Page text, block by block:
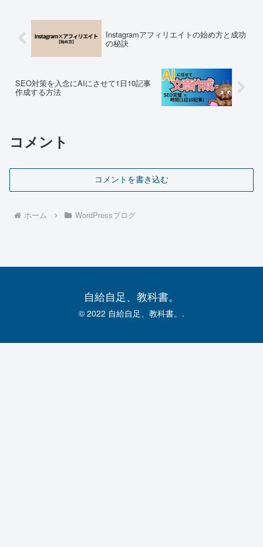
多いのではないでしょうか？僕も
Instagramアフィリエイトの始め方と成功
の秘訣
SEO対策を入念にAIにさせて1日10記事
作成する方法
コメント
コメントを書き込む
ホーム WordPressブログ
自給自足、教科書。
© 2022 自給自足、教科書。.